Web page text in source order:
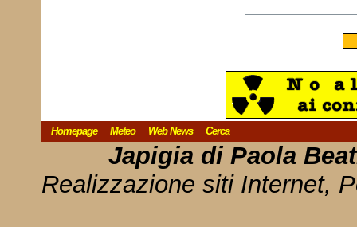
Homepage Meteo Web News Cerca
Japigia di Paola
Realizzazione siti Internet,